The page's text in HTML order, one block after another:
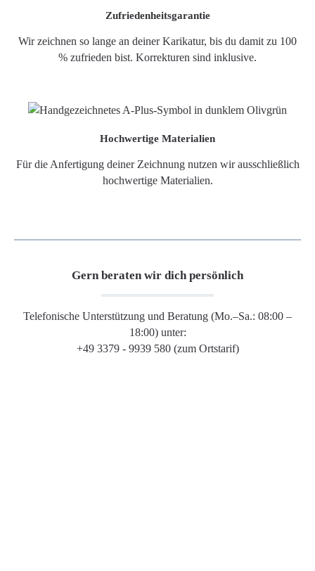
Zufriedenheitsgarantie
Wir zeichnen so lange an deiner Karikatur, bis du damit zu 100
% zufrieden bist. Korrekturen sind inklusive.
Hochwertige Materialien
Für die Anfertigung deiner Zeichnung nutzen wir ausschließlich
hochwertige Materialien.
Gern beraten wir dich persönlich
Telefonische Unterstützung und Beratung (Mo.–Sa.: 08:00 –
18:00) unter:
+49 3379 - 9939 580 (zum Ortstarif)